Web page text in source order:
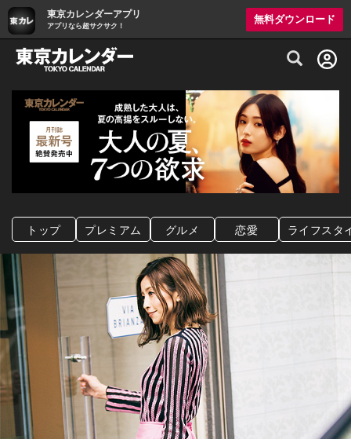
東京カレンダーアプリ
アプリなら超サクサク！
無料ダウンロード
グルメ情報・プレミアムレストラン予約
トップ プレミアム グルメ 恋愛 ライフスタ